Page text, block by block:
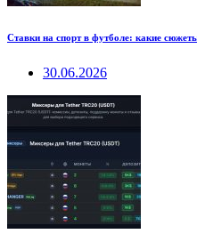
Ставки на спорт в футболе: какие
30.06.2026